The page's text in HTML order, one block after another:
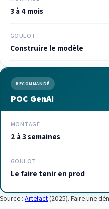
3 à 4 mois
GOULOT
Construire le modèle
RECOMMANDÉ
POC GenAI
MONTAGE
2 à 3 semaines
GOULOT
Le faire tenir en prod
Source : Artefact (2025). Faire une